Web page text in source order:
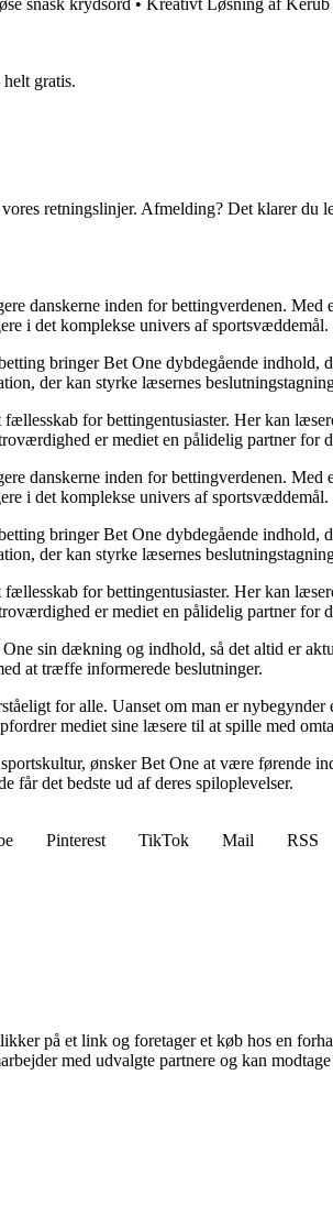
snask krydsord • Kreativt Løsning af
gratis.
retningslinjer. Afmelding? Det klarer du
danskerne inden for bettingverdenen.
i det komplekse univers af sportsvæddemål.
bringer Bet One dybdegående
der kan styrke læsernes
for bettingentusiaster. Her kan
er mediet en pålidelig partner for
danskerne inden for bettingverdenen.
i det komplekse univers af sportsvæddemål.
bringer Bet One dybdegående
der kan styrke læsernes
for bettingentusiaster. Her kan
er mediet en pålidelig partner for
sin dækning og indhold, så det altid er
at træffe informerede beslutninger.
for alle. Uanset om man er
mediet sine læsere til at spille med
ønsker Bet One at være
får det bedste ud af deres spiloplevelser.
Pinterest TikTok Mail
RSS
på et link og foretager et køb hos en
med udvalgte partnere og kan